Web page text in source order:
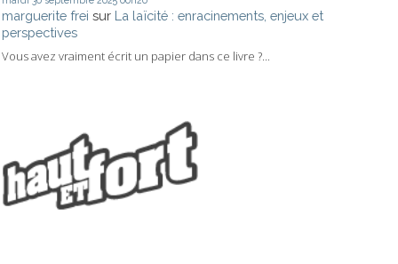
marguerite frei sur La laïcité : enracinements, enjeux et
perspectives
Vous avez vraiment écrit un papier dans ce livre ?...